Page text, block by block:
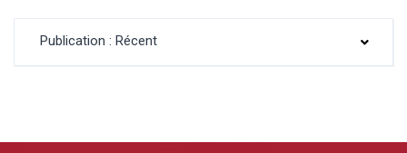
Publication : Récent